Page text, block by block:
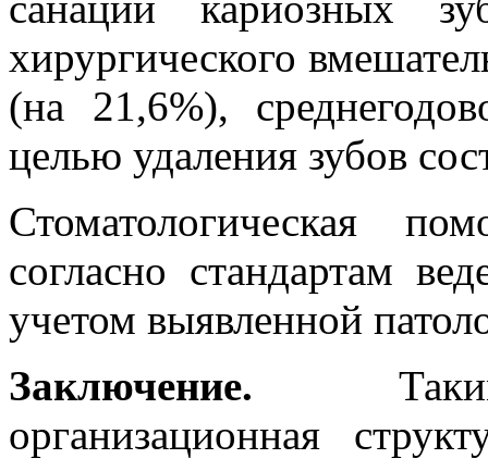
хирургического
(на 21,6%),
целью удаления зубов
Стоматологическая
согласно стандартам
учетом выявленной
Заключение.
организационная